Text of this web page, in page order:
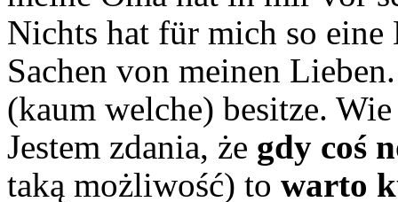
Nichts hat für mich so eine
Sachen von meinen
(kaum welche) besitze.
Jestem zdania, że gdy coś
taką możliwość) to warto